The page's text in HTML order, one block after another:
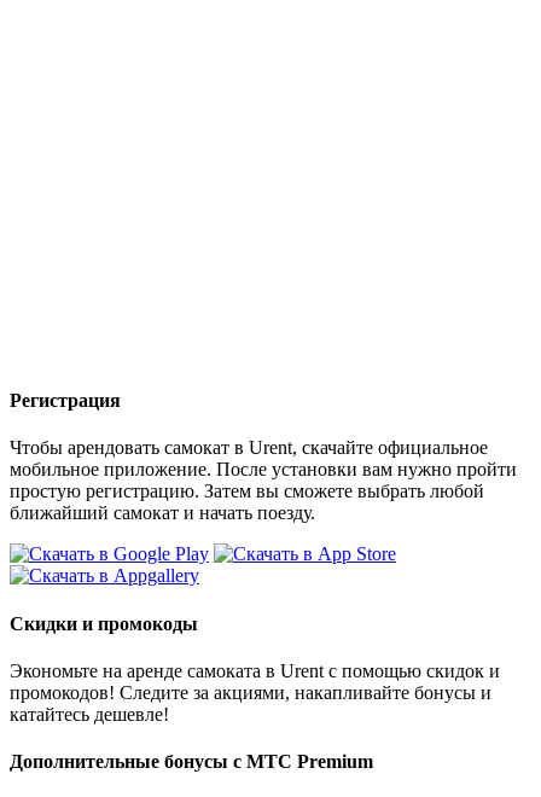
Регистрация
Чтобы арендовать самокат в Urent, скачайте официальное
мобильное приложение. После установки вам нужно пройти
простую регистрацию. Затем вы сможете выбрать любой
ближайший самокат и начать поезду.
Скидки и промокоды
Экономьте на аренде самоката в Urent с помощью скидок и
промокодов! Следите за акциями, накапливайте бонусы и
катайтесь дешевле!
Дополнительные бонусы с МТС Premium